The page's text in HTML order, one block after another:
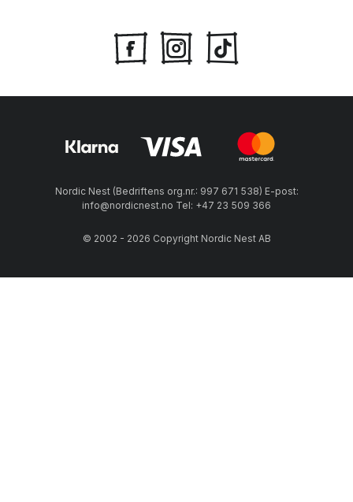
Nordic Nest (Bedriftens org.nr.: 997 671 538) E-post:
info@nordicnest.no Tel: +47 23 509 366
© 2002 - 2026 Copyright Nordic Nest AB